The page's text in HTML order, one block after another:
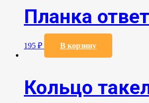
Планка
195 ₽ В корзину
Кольцо